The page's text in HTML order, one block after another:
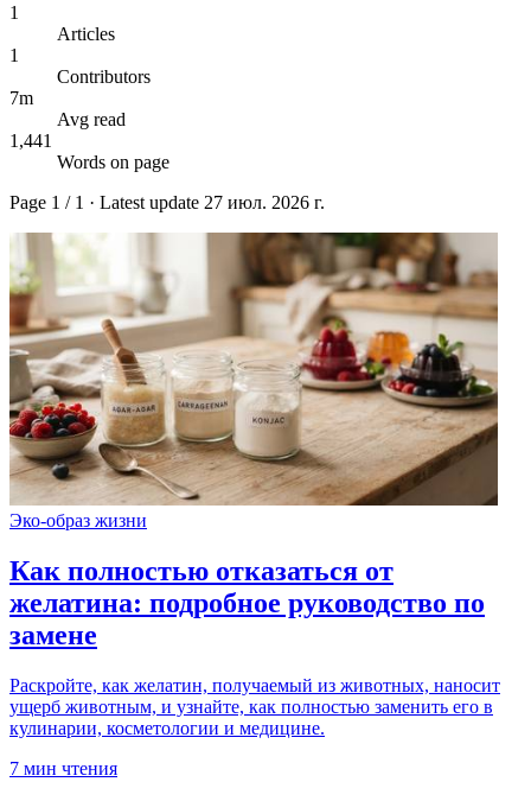
1
Articles
1
Contributors
7m
Avg read
1,441
Words on page
Page 1 / 1 · Latest update 27 июл. 2026 г.
Эко-образ жизни
Как полностью отказаться от
желатина: подробное руководство по
замене
Раскройте, как желатин, получаемый из животных, наносит
ущерб животным, и узнайте, как полностью заменить его в
кулинарии, косметологии и медицине.
7 мин чтения